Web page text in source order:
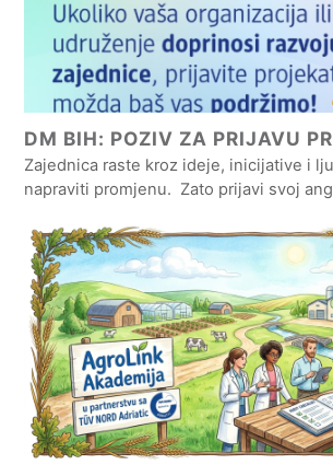
DM BIH: POZIV ZA PRIJAVU
Zajednica raste kroz ideje, inicijative i
napraviti promjenu. Zato prijavi svoj